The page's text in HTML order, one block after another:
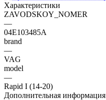
Характеристики
ZAVODSKOY_NOMER
—
04E103485A
brand
—
VAG
model
—
Rapid I (14-20)
Дополнительная информация